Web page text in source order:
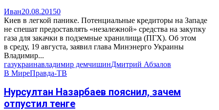
Иван20.08.20150
Киев в легкой панике. Потенциальные кредиторы на Западе
не спешат предоставлять «незалежной» средства на закупку
газа для закачки в подземные хранилища (ПГХ). Об этом
в среду, 19 августа, заявил глава Минэнерго Украины
Владимир...
газукраинавладимир демчишинДмитрий Абзалов
В МиреПравда-ТВ
Нурсултан Назарбаев пояснил, зачем
отпустил тенге